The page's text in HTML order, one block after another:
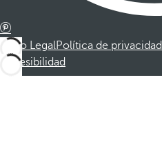
Aviso LegalPolítica de privacidad
Accesibilidad